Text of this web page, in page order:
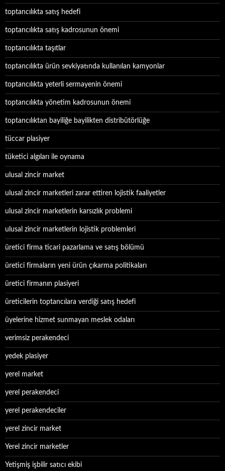
toptancılıkta satış hedefi
toptancılıkta satış kadrosunun önemi
toptancılıkta taşıtlar
toptancılıkta ürün sevkiyatında kullanılan kamyonlar
toptancılıkta yeterli sermayenin önemi
toptancılıkta yönetim kadrosunun önemi
toptancılıktan bayiliğe bayilikten distribütörlüğe
tüccar plasiyer
tüketici algıları ile oynama
ulusal zincir market
ulusal zincir marketleri zarar ettiren lojistik faaliyetler
ulusal zincir marketlerin karsızlık problemi
ulusal zincir marketlerin lojistik problemleri
üretici firma ticari pazarlama ve satış bölümü
üretici firmaların yeni ürün çıkarma politikaları
üretici firmanın plasiyeri
üreticilerin toptancılara verdiği satış hedefi
üyelerine hizmet sunmayan meslek odaları
verimsiz perakendeci
yedek plasiyer
yerel market
yerel perakendeci
yerel perakendeciler
yerel zincir market
Yerel zincir marketler
Yetişmiş işbilir satıcı ekibi